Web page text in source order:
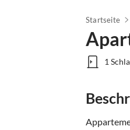
Startseite
1